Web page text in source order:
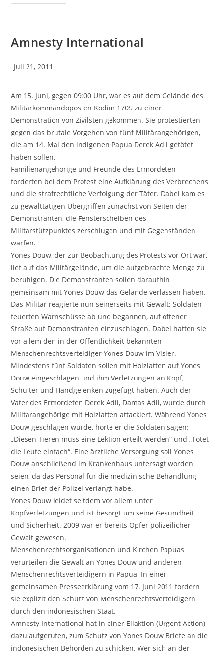
Amnesty International
Juli 21, 2011
Am 15. Juni, gegen 09:00 Uhr, war es auf dem Gelände des
Militärkommandoposten Kodim 1705 zu einer
Demonstration von Zivilsten gekommen. Sie protestierten
gegen das brutale Vorgehen von fünf Militärangehörigen,
die am 14. Mai den indigenen Papua Derek Adii getötet
haben sollen.
Familienangehörige und Freunde des Ermordeten
forderten bei dem Protest eine Aufklärung des Verbrechens
und die strafrechtliche Verfolgung der Täter. Dabei kam es
zu gewalttätigen Übergriffen zunächst von Seiten der
Demonstranten, die Fensterscheiben des
Militärstützpunktes zerschlugen und mit Gegenständen
warfen.
Yones Douw, der zur Beobachtung des Protests vor Ort war,
lief auf das Militärgelände, um die aufgebrachte Menge zu
beruhigen. Die Demonstranten sollen daraufhin
gemeinsam mit Yones Douw das Gelände verlassen haben.
Das Militär reagierte nun seinerseits mit Gewalt: Soldaten
feuerten Warnschüsse ab und begannen, auf offener
Straße auf Demonstranten einzuschlagen. Dabei hatten sie
vor allem den in der Öffentlichkeit bekannten
Menschenrechtsverteidiger Yones Douw im Visier.
Mindestens fünf Soldaten sollen mit Holzlatten auf Yones
Douw eingeschlagen und ihm Verletzungen an Kopf,
Schulter und Handgelenken zugefügt haben. Auch der
Vater des Ermordeten Derek Adii, Damas Adii, wurde durch
Militärangehörige mit Holzlatten attackiert. Während Yones
Douw geschlagen wurde, hörte er die Soldaten sagen:
„Diesen Tieren muss eine Lektion erteilt werden“ und „Tötet
die Leute einfach“. Eine ärztliche Versorgung soll Yones
Douw anschließend im Krankenhaus untersagt worden
seien, da das Personal für die medizinische Behandlung
einen Brief der Polizei verlangt habe.
Yones Douw leidet seitdem vor allem unter
Kopfverletzungen und ist besorgt um seine Gesundheit
und Sicherheit. 2009 war er bereits Opfer polizeilicher
Gewalt gewesen.
Menschenrechtsorganisationen und Kirchen Papuas
verurteilen die Gewalt an Yones Douw und anderen
Menschenrechtsverteidigern in Papua. In einer
gemeinsamen Presseerklärung vom 17. Juni 2011 fordern
sie explizit den Schutz von Menschenrechtsverteidigern
durch den indonesischen Staat.
Amnesty International hat in einer Eilaktion (Urgent Action)
dazu aufgerufen, zum Schutz von Yones Douw Briefe an die
indonesischen Behörden zu schicken. Wer sich an der